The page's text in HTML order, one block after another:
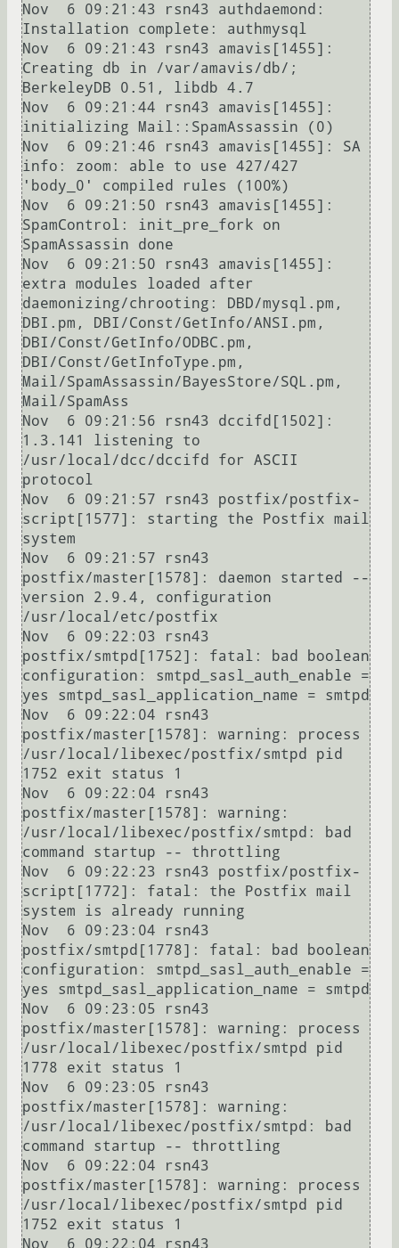
Nov  6 09:21:43 rsn43 authdaemond:
Installation complete: authmysql
Nov  6 09:21:43 rsn43 amavis[1455]:
Creating db in /var/amavis/db/;
BerkeleyDB 0.51, libdb 4.7
Nov  6 09:21:44 rsn43 amavis[1455]:
initializing Mail::SpamAssassin (0)
Nov  6 09:21:46 rsn43 amavis[1455]: SA
info: zoom: able to use 427/427
'body_0' compiled rules (100%)
Nov  6 09:21:50 rsn43 amavis[1455]:
SpamControl: init_pre_fork on
SpamAssassin done
Nov  6 09:21:50 rsn43 amavis[1455]:
extra modules loaded after
daemonizing/chrooting: DBD/mysql.pm,
DBI.pm, DBI/Const/GetInfo/ANSI.pm,
DBI/Const/GetInfo/ODBC.pm,
DBI/Const/GetInfoType.pm,
Mail/SpamAssassin/BayesStore/SQL.pm,
Mail/SpamAss
Nov  6 09:21:56 rsn43 dccifd[1502]:
1.3.141 listening to
/usr/local/dcc/dccifd for ASCII
protocol
Nov  6 09:21:57 rsn43 postfix/postfix-
script[1577]: starting the Postfix mail
system
Nov  6 09:21:57 rsn43
postfix/master[1578]: daemon started --
version 2.9.4, configuration
/usr/local/etc/postfix
Nov  6 09:22:03 rsn43
postfix/smtpd[1752]: fatal: bad boolean
configuration: smtpd_sasl_auth_enable =
yes smtpd_sasl_application_name = smtpd
Nov  6 09:22:04 rsn43
postfix/master[1578]: warning: process
/usr/local/libexec/postfix/smtpd pid
1752 exit status 1
Nov  6 09:22:04 rsn43
postfix/master[1578]: warning:
/usr/local/libexec/postfix/smtpd: bad
command startup -- throttling
Nov  6 09:22:23 rsn43 postfix/postfix-
script[1772]: fatal: the Postfix mail
system is already running
Nov  6 09:23:04 rsn43
postfix/smtpd[1778]: fatal: bad boolean
configuration: smtpd_sasl_auth_enable =
yes smtpd_sasl_application_name = smtpd
Nov  6 09:23:05 rsn43
postfix/master[1578]: warning: process
/usr/local/libexec/postfix/smtpd pid
1778 exit status 1
Nov  6 09:23:05 rsn43
postfix/master[1578]: warning:
/usr/local/libexec/postfix/smtpd: bad
command startup -- throttling
Nov  6 09:22:04 rsn43
postfix/master[1578]: warning: process
/usr/local/libexec/postfix/smtpd pid
1752 exit status 1
Nov  6 09:22:04 rsn43